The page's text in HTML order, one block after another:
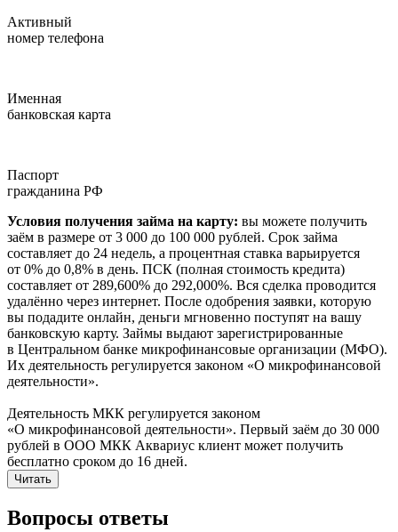
Активный
номер телефона
Именная
банковская карта
Паспорт
гражданина РФ
Условия получения займа на карту: вы можете получить
заём в размере от 3 000 до 100 000 рублей. Срок займа
составляет до 24 недель, а процентная ставка варьируется
от 0% до 0,8% в день. ПСК (полная стоимость кредита)
составляет от 289,600% до 292,000%. Вся сделка проводится
удалённо через интернет. После одобрения заявки, которую
вы подадите онлайн, деньги мгновенно поступят на вашу
банковскую карту. Займы выдают зарегистрированные
в Центральном банке микрофинансовые организации (МФО).
Их деятельность регулируется законом «О микрофинансовой
деятельности».
Деятельность МКК регулируется законом
«О микрофинансовой деятельности». Первый заём до 30 000
рублей в ООО МКК Аквариус клиент может получить
бесплатно сроком до 16 дней.
Читать
Вопросы ответы